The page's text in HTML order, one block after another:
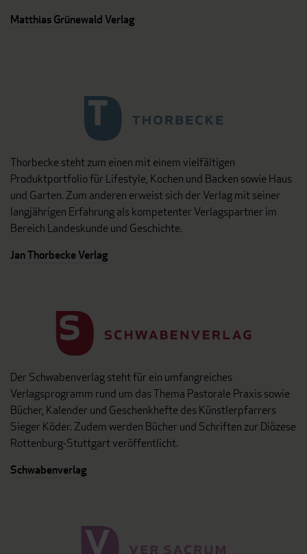
Matthias Grünewald Verlag
Thorbecke steht zum einen mit einem vielfältigen
Produktportfolio für Lifestyle, Kochen und Backen sowie Haus
und Garten. Zum anderen erweist sich der Verlag mit seiner
langjährigen Erfahrung als kompetenter Verlagspartner im
Bereich Landeskunde und Geschichte.
Jan Thorbecke Verlag
Der Schwabenverlag steht für ein umfangreiches
Verlagsprogramm rund um das Thema Pastorale Praxis sowie
Bücher, Kalender und Geschenkhefte des Künstlerpfarrers
Sieger Köder. Zudem werden Bücher und Schriften zur Diözese
Rottenburg-Stuttgart veröffentlicht.
Schwabenverlag